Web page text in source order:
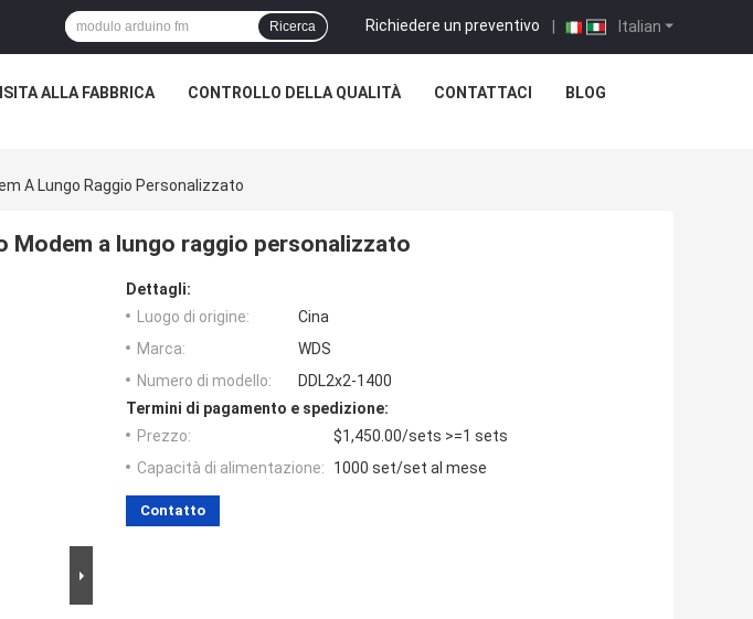
Italian
Richiedere un preventivo |
Ricerca
ALLA FABBRICA CONTROLLO DELLA QUALITÀ CONTATTACI BLOG
A Lungo Raggio Personalizzato
Modem a lungo raggio personalizzato
Dettagli:
Luogo di origine:
Cina
Marca:
WDS
Numero di modello:
DDL2x2-1400
Termini di pagamento e spedizione:
Prezzo:
$1,450.00/sets >=1 sets
Capacità di alimentazione:
1000 set/set al mese
Contatto